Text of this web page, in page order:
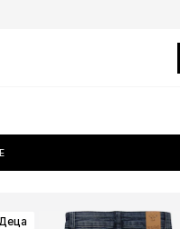
Деца